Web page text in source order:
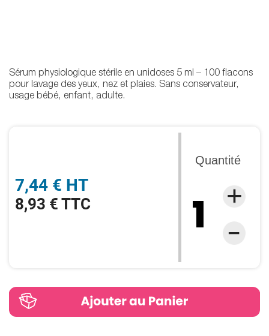
7,44 € HT
8,93 € TTC
Quantité
Sérum physiologique stérile en unidoses 5 ml – 100 flacons
pour lavage des yeux, nez et plaies. Sans conservateur,
usage bébé, enfant, adulte.